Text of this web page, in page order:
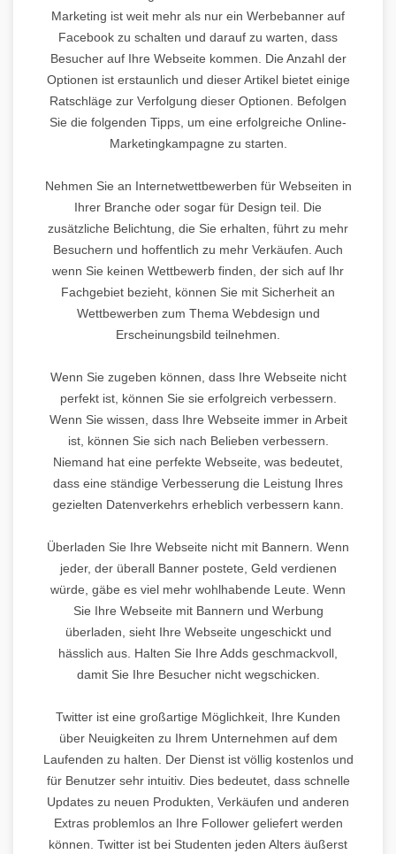
Marketing ist weit mehr als nur ein Werbebanner auf
Facebook zu schalten und darauf zu warten, dass
Besucher auf Ihre Webseite kommen. Die Anzahl der
Optionen ist erstaunlich und dieser Artikel bietet einige
Ratschläge zur Verfolgung dieser Optionen. Befolgen
Sie die folgenden Tipps, um eine erfolgreiche Online-
Marketingkampagne zu starten.
Nehmen Sie an Internetwettbewerben für Webseiten in
Ihrer Branche oder sogar für Design teil. Die
zusätzliche Belichtung, die Sie erhalten, führt zu mehr
Besuchern und hoffentlich zu mehr Verkäufen. Auch
wenn Sie keinen Wettbewerb finden, der sich auf Ihr
Fachgebiet bezieht, können Sie mit Sicherheit an
Wettbewerben zum Thema Webdesign und
Erscheinungsbild teilnehmen.
Wenn Sie zugeben können, dass Ihre Webseite nicht
perfekt ist, können Sie sie erfolgreich verbessern.
Wenn Sie wissen, dass Ihre Webseite immer in Arbeit
ist, können Sie sich nach Belieben verbessern.
Niemand hat eine perfekte Webseite, was bedeutet,
dass eine ständige Verbesserung die Leistung Ihres
gezielten Datenverkehrs erheblich verbessern kann.
Überladen Sie Ihre Webseite nicht mit Bannern. Wenn
jeder, der überall Banner postete, Geld verdienen
würde, gäbe es viel mehr wohlhabende Leute. Wenn
Sie Ihre Webseite mit Bannern und Werbung
überladen, sieht Ihre Webseite ungeschickt und
hässlich aus. Halten Sie Ihre Adds geschmackvoll,
damit Sie Ihre Besucher nicht wegschicken.
Twitter ist eine großartige Möglichkeit, Ihre Kunden
über Neuigkeiten zu Ihrem Unternehmen auf dem
Laufenden zu halten. Der Dienst ist völlig kostenlos und
für Benutzer sehr intuitiv. Dies bedeutet, dass schnelle
Updates zu neuen Produkten, Verkäufen und anderen
Extras problemlos an Ihre Follower geliefert werden
können. Twitter ist bei Studenten jeden Alters äußerst